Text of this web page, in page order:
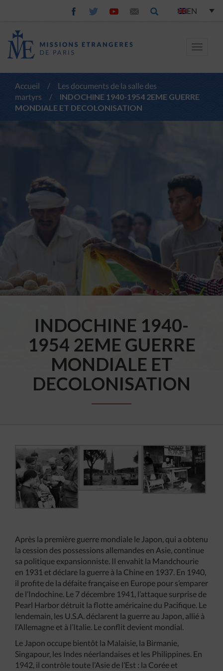
EN
Toggle
Accueil /
Les documents de la salle des
martyrs
/
INDOCHINE 1940-1954 2EME GUERRE
MONDIALE ET DECOLONISATION
INDOCHINE 1940-
1954 2EME GUERRE
MONDIALE ET
DECOLONISATION
Après la première guerre mondiale le Japon, qui a obtenu
la cession des possessions allemandes en Asie, continue
sa politique expansionniste. Il envahit la Mandchourie
en 1931 et déclare la guerre à la Chine en 1937. En 1940,
il profite de la défaite française en Europe pour s’emparer
de l’Indochine. Le 7 décembre 1941, l’attaque surprise de
Pearl Harbor détruit la flotte américaine du Pacifique. Le
lendemain, les U.S.A. déclarent la guerre au Japon, allié à
l’Allemagne et à l’Italie. Le conflit devient mondial.
Le Japon occupe bientôt la Malaisie, la Birmanie,
Singapour, les Indes néerlandaises et les Philippines. En
1942, il contrôle toute l’Asie de l’Est : la Corée et